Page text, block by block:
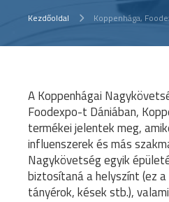
Kezdőoldal Koppenhága,
A Koppenhágai
Foodexpo-t Dániában,
termékei jelentek meg,
influenszerek és más
Nagykövetség egyik
biztosítaná a helyszínt (ez
tányérok, kések stb.),